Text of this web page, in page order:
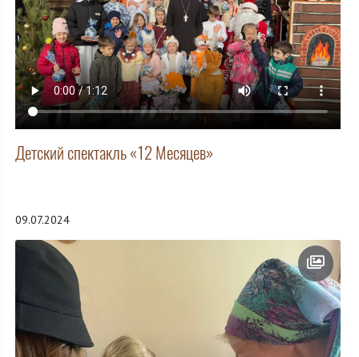
Детский спектакль «12 Месяцев»
09.07.2024